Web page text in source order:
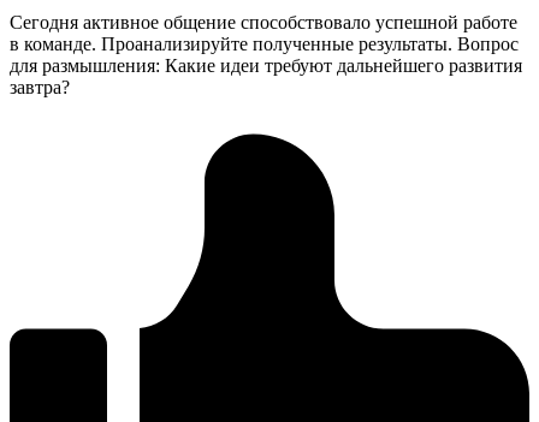
Сегодня активное общение способствовало успешной работе
в команде. Проанализируйте полученные результаты. Вопрос
для размышления: Какие идеи требуют дальнейшего развития
завтра?